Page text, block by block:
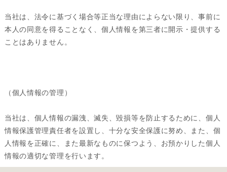
当社は、法令に基づく場合等正当な理由によらない限り、事前に
本人の同意を得ることなく、個人情報を第三者に開示・提供する
ことはありません。
（個人情報の管理）
当社は、個人情報の漏洩、滅失、毀損等を防止するために、個人
情報保護管理責任者を設置し、十分な安全保護に努め、また、個
人情報を正確に、また最新なものに保つよう、お預かりした個人
情報の適切な管理を行います。